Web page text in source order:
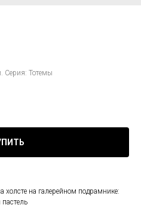
Серия: Тотемы
холсте на галерейном подрамнике: